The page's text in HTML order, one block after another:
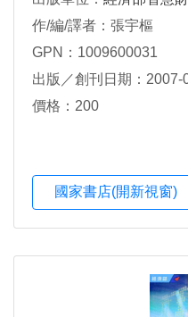
作/編/譯者：張宇樞
GPN：1009600031
出版／創刊日期：2007-
價格：200
國家書店(開新視窗)